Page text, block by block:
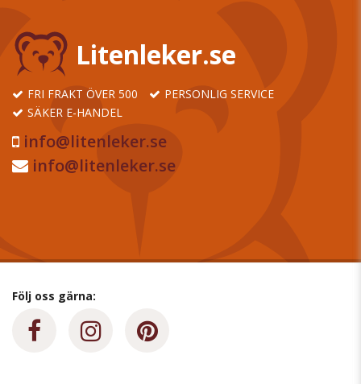
Litenleker.se
FRI FRAKT ÖVER 500
PERSONLIG SERVICE
SÄKER E-HANDEL
info@litenleker.se
info@litenleker.se
Följ oss gärna: